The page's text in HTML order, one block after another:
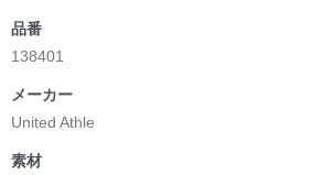
品番
138401
メーカー
United Athle
素材